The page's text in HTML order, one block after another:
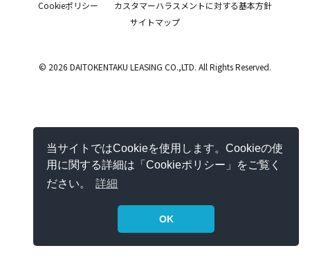
当サイトではCookieを使用します。Cookieの使
用に関する詳細は「Cookieポリシー」をご覧く
ださい。
詳細
OK
Cookieポリシー
カスタマーハラスメントに対する基本方針
サイトマップ
© 2026 DAITOKENTAKU LEASING CO.,LTD. All Rights Reserved.